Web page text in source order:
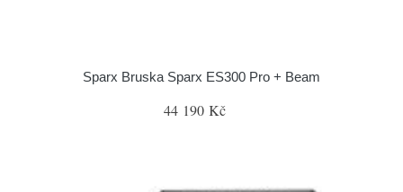
Sparx Bruska Sparx ES300 Pro + Beam
44 190 Kč